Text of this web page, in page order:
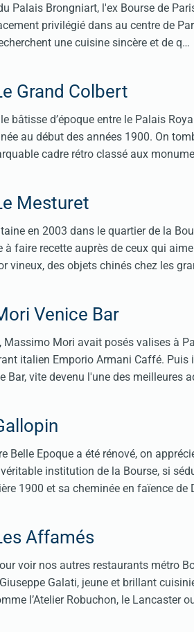
Palais Brongniart, l'ex Bourse de
privilégié dans au centre de
une cuisine sincère et de q…
Grand Colbert
bâtisse d’époque entre le Palais
au début des années 1900. On
cadre rétro classé aux
Mesturet
en 2003 dans le quartier de la
à faire recette auprès de ceux qui
vineux, des objets chinés chez les
Venice Bar
Massimo Mori avait posés valises à
italien Emporio Armani Caffé. Puis
Bar, vite devenu l'une des meilleures
Belle Epoque a été rénové, on
institution de la Bourse, si
1900 et sa cheminée en faïence de
Affamés
voir nos autres restaurants métro
Galati, jeune et brillant
l’Atelier Robuchon, le Lancaster